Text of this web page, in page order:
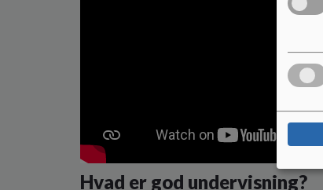
Hvad er god undervisning?